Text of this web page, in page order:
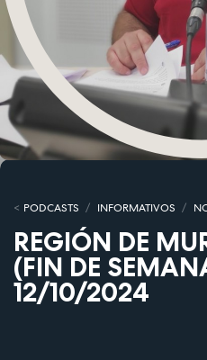
PODCASTS INFORMATIVOS
REGIÓN DE
(FIN DE
12/10/2024